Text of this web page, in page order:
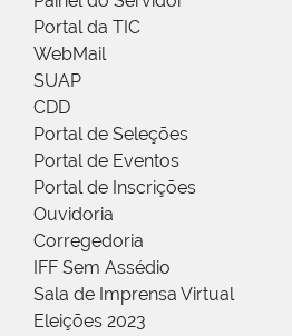
Portal da TIC
WebMail
SUAP
CDD
Portal de Seleções
Portal de Eventos
Portal de Inscrições
Ouvidoria
Corregedoria
IFF Sem Assédio
Sala de Imprensa Virtual
Eleições 2023